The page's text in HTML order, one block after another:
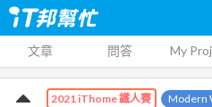
文章 問答 My
2021 iThome 鐵人賽 Modern